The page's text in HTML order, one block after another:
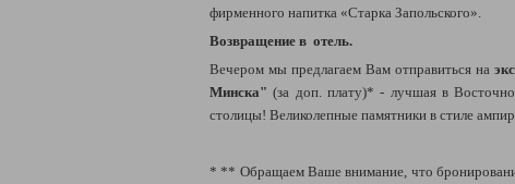
фирменного напитка «Старка Запольского».
Возвращение в отель.
Вечером мы предлагаем Вам отправиться на
Минска" (за доп. плату)* - лучшая в
столицы! Великолепные памятники в стиле
* ** Обращаем Ваше внимание, что